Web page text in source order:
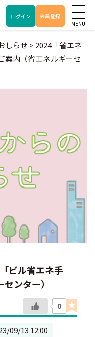
ログイン 会員登録
しらせ > 2024「省エネ
案内（省エネルギーセ
ビル省エネ手
ンター）
0
09/13 12:00